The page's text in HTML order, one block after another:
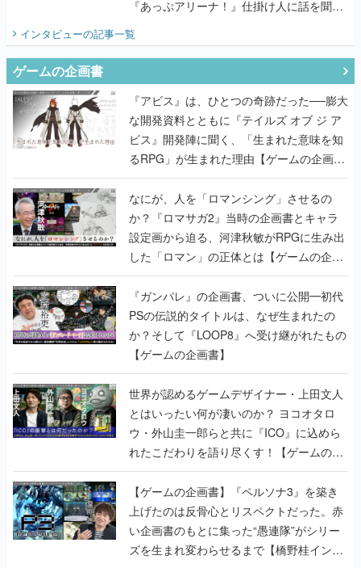
『あっぷアリーナ！』仕掛け人に話を聞い
インタビューの記事一覧
ゲームの企画書
『アビス』は、ひとつの奇跡だった──膨大
な開発資料とともに『テイルズ オブ ジ ア
ビス』開発陣に聞く、「生まれた意味を知
るRPG」が生まれた理由【ゲームの企画
書】
なにが、人を「ロマンシング」させるの
か？『ロマサガ2』当時の企画書とキャラ
設定画から迫る、河津秋敏がRPGに生み出
した「ロマン」の正体とは【ゲームの企画
書】
『ガンパレ』の企画書、ついに公開━初代
PSの伝説的タイトルは、なぜ生まれたの
か？そして『LOOP8』へ受け継がれたもの
【ゲームの企画書】
世界が認めるゲームデザイナー・上田文人
とはいったい何が凄いのか？ ヨコオタロ
ウ・外山圭一郎らと共に『ICO』に込めら
れたこだわりを語り尽くす！【ゲームの企
画書】
【ゲームの企画書】『ペルソナ3』を築き
上げたのは反骨心とリスペクトだった。赤
い企画書のもとに集った“愚連隊”がシリー
ズを生まれ変わらせるまで【橋野桂インタ